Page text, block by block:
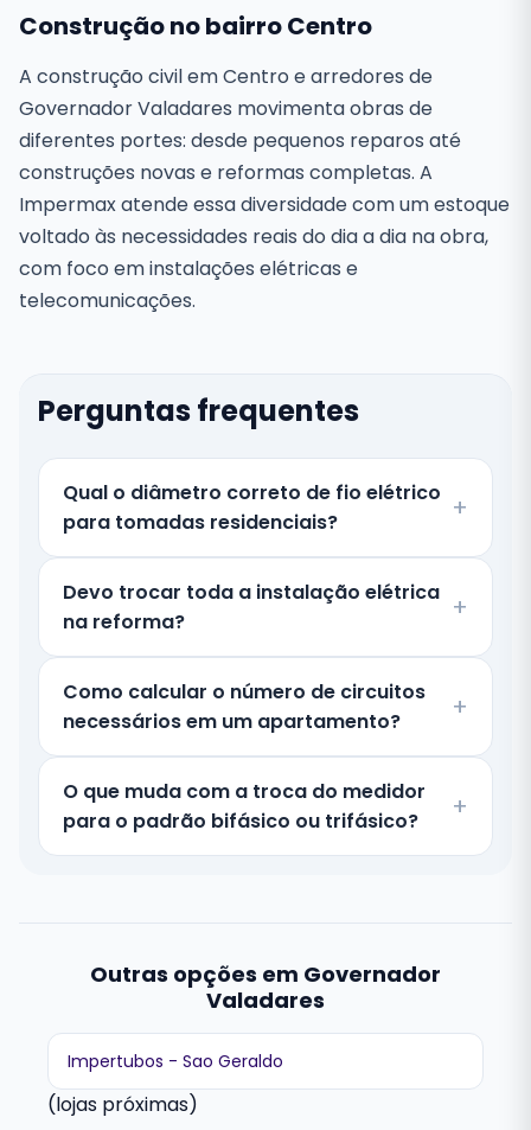
Construção no bairro Centro
A construção civil em Centro e arredores de
Governador Valadares movimenta obras de
diferentes portes: desde pequenos reparos até
construções novas e reformas completas. A
Impermax atende essa diversidade com um estoque
voltado às necessidades reais do dia a dia na obra,
com foco em instalações elétricas e
telecomunicações.
Perguntas frequentes
Qual o diâmetro correto de fio elétrico
para tomadas residenciais?
Devo trocar toda a instalação elétrica
na reforma?
Como calcular o número de circuitos
necessários em um apartamento?
O que muda com a troca do medidor
para o padrão bifásico ou trifásico?
Outras opções em Governador
Valadares
Impertubos - Sao Geraldo
(lojas próximas)